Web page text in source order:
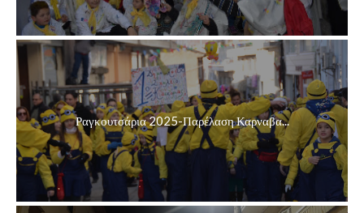
Ραγκουτσάρια 2025-Παρέλαση Καρναβα...